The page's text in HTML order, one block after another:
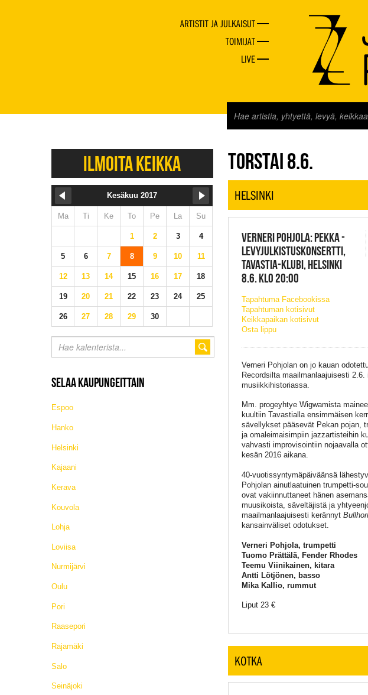
ARTISTIT JA JULKAISUT
TOIMIJAT
LIVE
ILMOITA KEIKKA
Kesäkuu 2017
Ma Ti Ke To Pe La Su
1 2 3 4
5 6 7 8 9 10 11
12 13 14 15 16 17 18
19 20 21 22 23 24 25
26 27 28 29 30
SELAA KAUPUNGEITTAIN
Espoo
Hanko
Helsinki
Kajaani
Kerava
Kouvola
Lohja
Loviisa
Nurmijärvi
Oulu
Pori
Raasepori
Rajamäki
Salo
Seinäjoki
JAZZ FINLAND LIVE
TORSTAI 8.6.
HELSINKI
VERNERI POHJOLA: PEKKA -
LEVYJULKISTUSKONSERTTI,
TAVASTIA-KLUBI, HELSINKI
8.6. KLO 20:00
Tapahtuma Facebookissa
Tapahtuman kotisivut
Keikkapaikan kotisivut
Osta lippu
Verneri Pohjolan on jo kauan
Recordsilta maailmanlaajuisesti
musiikkihistoriassa.
Mm. progeyhtye Wigwamista
kuultiin Tavastialla ensimmäisen
sävellykset pääsevät Pekan pojan,
ja omaleimaisimpiin jazzartisteihin
vahvasti improvisointiin nojaavalla
kesän 2016 aikana.
40-vuotissyntymäpäiväänsä
Pohjolan ainutlaatuinen trumpetti-
ovat vakiinnuttaneet hänen
muusikoista, säveltäjistä ja
maailmanlaajuisesti kerännyt
kansainväliset odotukset.
Verneri Pohjola, trumpetti
Tuomo Prättälä, Fender Rhodes
Teemu Viinikainen, kitara
Antti Lötjönen, basso
Mika Kallio, rummut
Liput 23 €
KOTKA